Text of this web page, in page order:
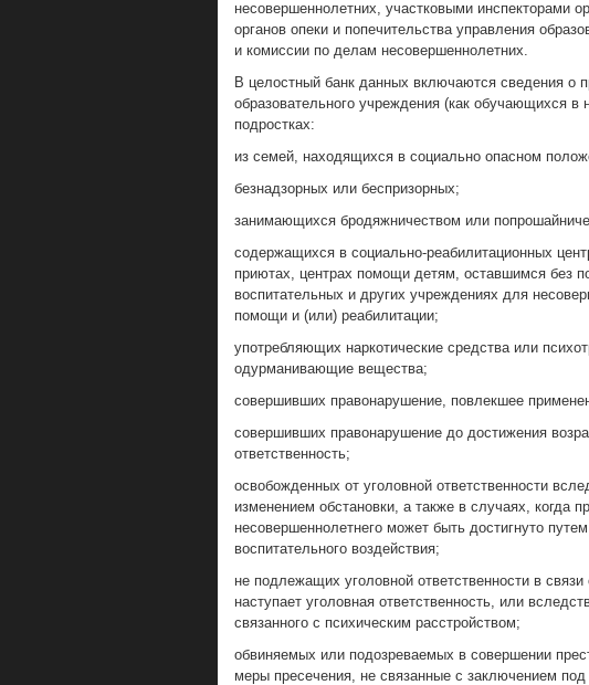
несовершеннолетних, участковыми инспекторами
органов опеки и попечительства управления
и комиссии по делам несовершеннолетних.
В целостный банк данных включаются сведения о
образовательного учреждения (как обучающихся
подростках:
из семей, находящихся в социально опасном
безнадзорных или беспризорных;
занимающихся бродяжничеством или
содержащихся в социально-реабилитационных
приютах, центрах помощи детям, оставшимся без
воспитательных и других учреждениях для
помощи и (или) реабилитации;
употребляющих наркотические средства или
одурманивающие вещества;
совершивших правонарушение, повлекшее
совершивших правонарушение до достижения
ответственность;
освобожденных от уголовной ответственности
изменением обстановки, а также в случаях, когда
несовершеннолетнего может быть достигнуто
воспитательного воздействия;
не подлежащих уголовной ответственности в
наступает уголовная ответственность, или
связанного с психическим расстройством;
обвиняемых или подозреваемых в совершении
меры пресечения, не связанные с заключением под